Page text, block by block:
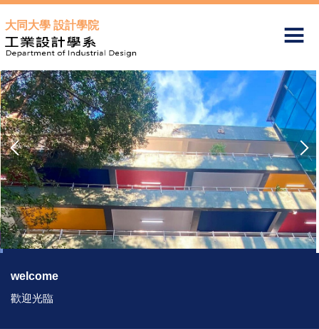
到
主
要
內
容
區
大同大學 設計學院
welcome
歡迎光臨